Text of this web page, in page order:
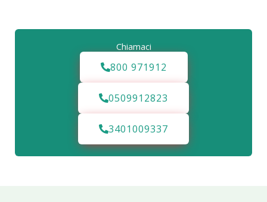
Chiamaci
800 971912
0509912823
3401009337